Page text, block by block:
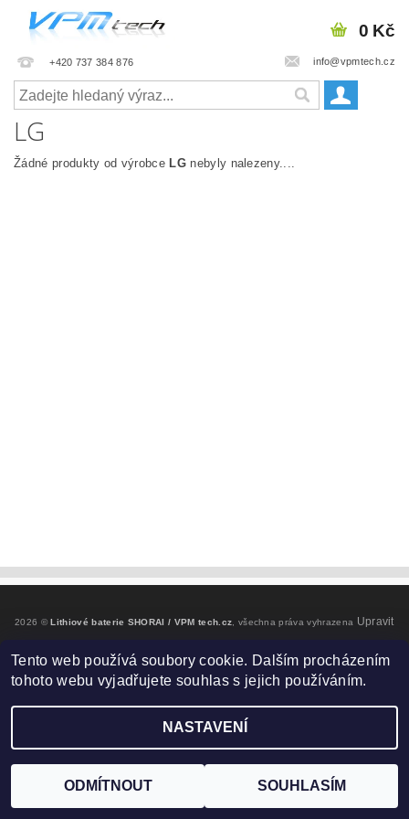
+420 737 384 876 info@vpmtech.cz
0 Kč
LG
Žádné produkty od výrobce LGnebyly nalezeny....
2026 ©Lithiové baterie SHORAI / VPM tech.cz , všechna práva vyhrazena Upravit
nastavení cookies
Vytvořil Shoptet
Tento web používá soubory cookie. Dalším procházením
tohoto webu vyjadřujete souhlas s jejich používáním.
NASTAVENÍ
ODMÍTNOUT SOUHLASÍM